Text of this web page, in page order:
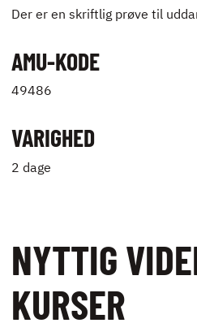
Der er en skriftlig prøve til
AMU-KODE
49486
VARIGHED
2 dage
NYTTIG
KURSER